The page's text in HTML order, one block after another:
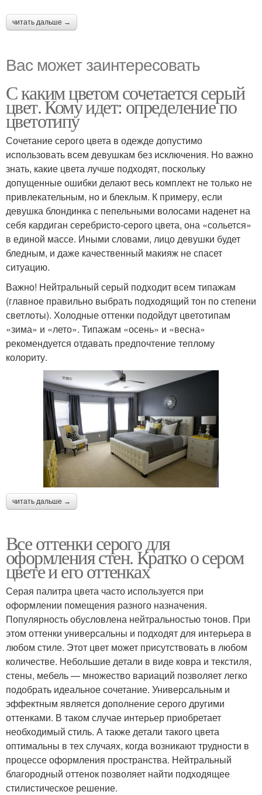
читать дальше →
Вас может заинтересовать
С каким цветом сочетается серый
цвет. Кому идет: определение по
цветотипу
Сочетание серого цвета в одежде допустимо
использовать всем девушкам без исключения. Но важно
знать, какие цвета лучше подходят, поскольку
допущенные ошибки делают весь комплект не только не
привлекательным, но и блеклым. К примеру, если
девушка блондинка с пепельными волосами наденет на
себя кардиган серебристо-серого цвета, она «сольется»
в единой массе. Иными словами, лицо девушки будет
бледным, и даже качественный макияж не спасет
ситуацию.
Важно! Нейтральный серый подходит всем типажам
(главное правильно выбрать подходящий тон по степени
светлоты). Холодные оттенки подойдут цветотипам
«зима» и «лето». Типажам «осень» и «весна»
рекомендуется отдавать предпочтение теплому
колориту.
читать дальше →
Все оттенки серого для
оформления стен. Кратко о сером
цвете и его оттенках
Серая палитра цвета часто используется при
оформлении помещения разного назначения.
Популярность обусловлена нейтральностью тонов. При
этом оттенки универсальны и подходят для интерьера в
любом стиле. Этот цвет может присутствовать в любом
количестве. Небольшие детали в виде ковра и текстиля,
стены, мебель — множество вариаций позволяет легко
подобрать идеальное сочетание. Универсальным и
эффектным является дополнение серого другими
оттенками. В таком случае интерьер приобретает
необходимый стиль. А также детали такого цвета
оптимальны в тех случаях, когда возникают трудности в
процессе оформления пространства. Нейтральный
благородный оттенок позволяет найти подходящее
стилистическое решение.